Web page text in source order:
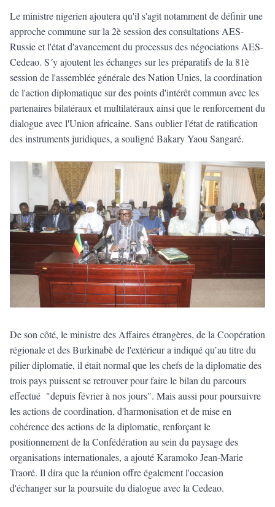
Le ministre nigerien ajoutera qu'il s'agit notamment de définir une
approche commune sur la 2è session des consultations AES-
Russie et l'état d'avancement du processus des négociations AES-
Cedeao. S´y ajoutent les échanges sur les préparatifs de la 81è
session de l'assemblée générale des Nation Unies, la coordination
de l'action diplomatique sur des points d'intérêt commun avec les
partenaires bilatéraux et multilatéraux ainsi que le renforcement du
dialogue avec l'Union africaine. Sans oublier l'état de ratification
des instruments juridiques, a souligné Bakary Yaou Sangaré.
De son côté, le ministre des Affaires étrangères, de la Coopération
régionale et des Burkinabè de l'extérieur a indiqué qu’au titre du
pilier diplomatie, il était normal que les chefs de la diplomatie des
trois pays puissent se retrouver pour faire le bilan du parcours
effectué "depuis février à nos jours". Mais aussi pour poursuivre
les actions de coordination, d'harmonisation et de mise en
cohérence des actions de la diplomatie, renforçant le
positionnement de la Confédération au sein du paysage des
organisations internationales, a ajouté Karamoko Jean-Marie
Traoré. Il dira que la réunion offre également l'occasion
d'échanger sur la poursuite du dialogue avec la Cedeao.